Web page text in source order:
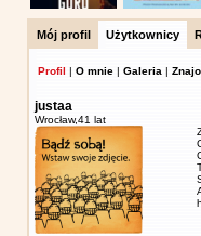
Mój profil Użytkownicy
Profil | O mnie | Galeria |
justaa
Wrocław,41 lat